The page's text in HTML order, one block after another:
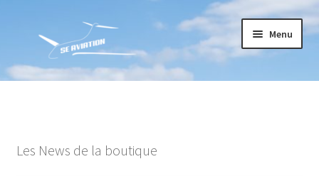
la
navigation
contenu
Menu
Accueil
Conditions générales de vente
Les News de la boutique